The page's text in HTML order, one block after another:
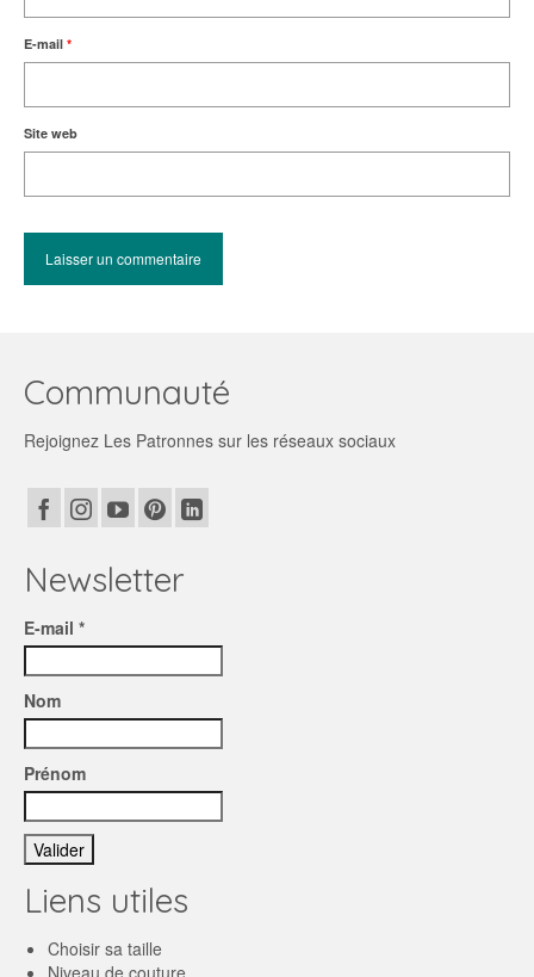
E-mail *
Site web
Communauté
Rejoignez Les Patronnes sur les réseaux sociaux
Newsletter
E-mail *
Nom
Prénom
Liens utiles
Choisir sa taille
Niveau de couture